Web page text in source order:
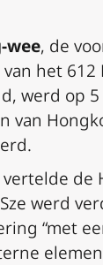
wee, de
het
werd op
van
de
werd
“met